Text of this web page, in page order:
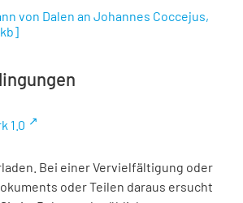
von Dalen an Johannes Coccejus,
]
1.0
Bei einer Vervielfältigung oder
oder Teilen daraus ersucht